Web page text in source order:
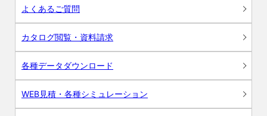
よくあるご質問
カタログ閲覧・資料請求
各種データダウンロード
WEB見積・各種シミュレーション